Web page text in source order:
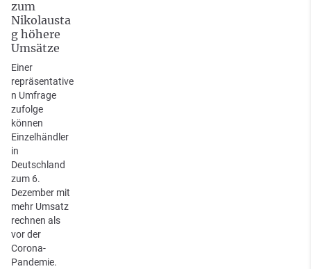
zum
Nikolausta
g höhere
Umsätze
Einer
repräsentative
n Umfrage
zufolge
können
Einzelhändler
in
Deutschland
zum 6.
Dezember mit
mehr Umsatz
rechnen als
vor der
Corona-
Pandemie.